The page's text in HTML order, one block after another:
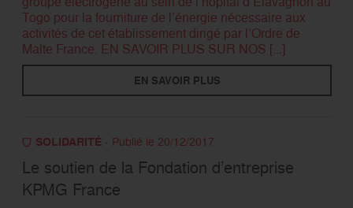
Togo pour la fourniture de l’énergie nécessaire aux
activités de cet établissement dirigé par l’Ordre de
Malte France. EN SAVOIR PLUS SUR NOS [...]
EN SAVOIR PLUS
SOLIDARITÉ- Publié le 20/12/2017
Le soutien de la Fondation d’entreprise
KPMG France